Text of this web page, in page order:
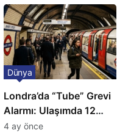
Londra’da “Tube” Grevi
Alarmı: Ulaşımda 12
Günlük Kaos Kapıda
Dünya
4 ay önce